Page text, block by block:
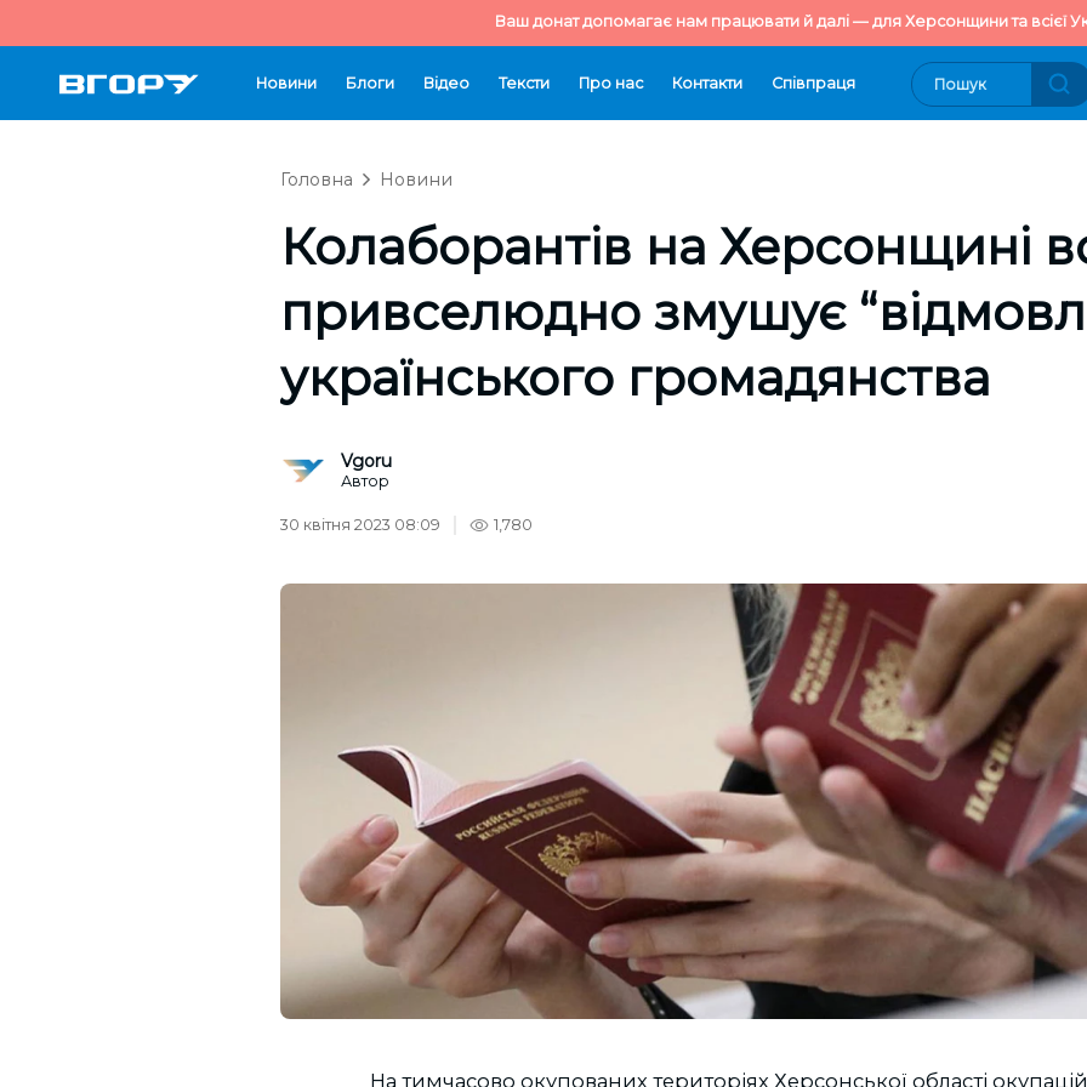
Ваш донат допомагає нам працювати й далі — для Херсонщини та всієї
Новини Блоги Відео Тексти Про нас Контакти Cпівпраця
Головна Новини
Колаборантів на Херсонщині
привселюдно змушує
українського громадянства
Vgoru
Автор
30 квітня 2023 08:09 1,780
На тимчасово окупованих територіях Херсонської області